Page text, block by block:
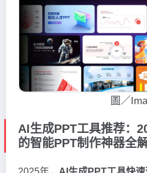
圖／
AI生成PPT工具推荐：
的智能PPT制作神器全